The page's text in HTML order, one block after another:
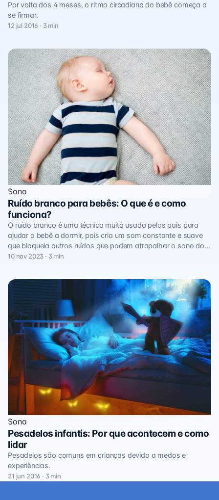
Por volta dos 4 meses, o ritmo circadiano do bebê começa a
se firmar.
12 jul 2016 · 3 min
Sono
Ruído branco para bebês: O que é e como
funciona?
O ruído branco é uma técnica muito usada pelos pais para
ajudar o bebê a dormir, pois cria um som constante e suave
que bloqueia outros ruídos que podem atrapalhar o sono do…
10 nov 2023 · 3 min
Sono
Pesadelos infantis: Por que acontecem e como
lidar
Pesadelos são comuns em crianças devido a medos e
experiências.
21 jun 2016 · 3 min